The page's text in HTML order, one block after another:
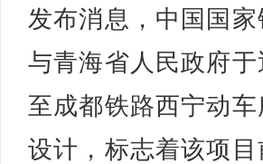
发布消息，中国国
与青海省人民政府
至成都铁路西宁动
设计，标志着该项